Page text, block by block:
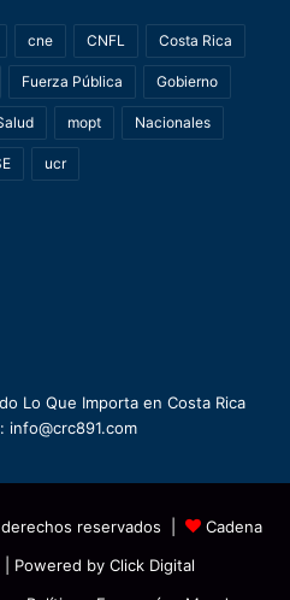
cne CNFL Costa Rica
Fuerza Pública Gobierno
mopt Nacionales
ucr
Lo Que Importa en Costa Rica
info@crc891.com
reservados |
Cadena
| Powered by Click Digital